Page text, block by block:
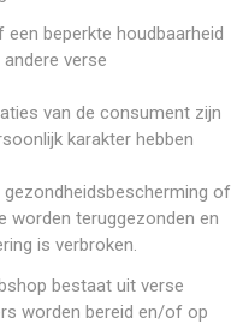
beperkte houdbaarheid
verse
van de consument zijn
karakter hebben
of
worden teruggezonden en
is verbroken.
bestaat uit verse
worden bereid en/of op